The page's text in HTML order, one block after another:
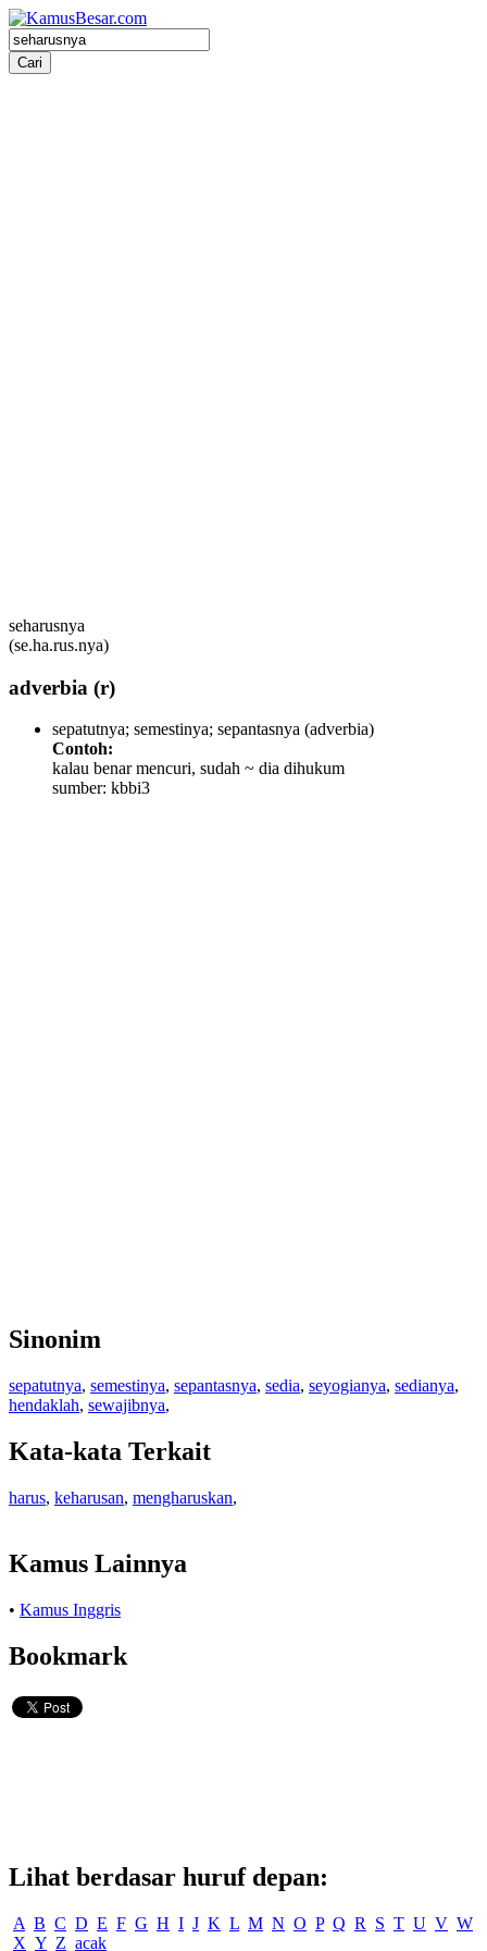
seharusnya
(se.ha.rus.nya)
adverbia (r)
sepatutnya; semestinya; sepantasnya (adverbia)
Contoh:
kalau benar mencuri, sudah ~ dia dihukum
sumber: kbbi3
Sinonim
sepatutnya, semestinya, sepantasnya, sedia, seyogianya, sedianya,
hendaklah, sewajibnya,
Kata-kata Terkait
harus, keharusan, mengharuskan,
Kamus Lainnya
• Kamus Inggris
Bookmark
Lihat berdasar huruf depan:
A B C D E F G H I J K L M N O P Q R S T U V W
X Y Z acak